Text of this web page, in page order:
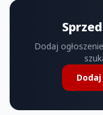
Dodaj